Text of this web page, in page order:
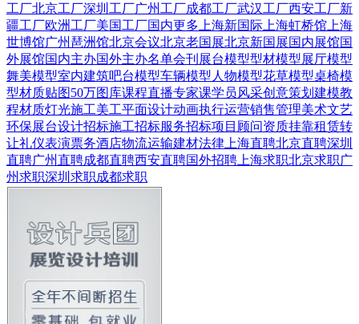
工厂北京工厂深圳工厂广州工厂成都工厂武汉工厂西安工厂新
疆工厂欧洲工厂美国工厂国内更多 上海新国际 上海虹桥馆 上海
世博馆广州琶洲馆北京会议北京老国展北京新国展国内展馆国
外展馆国内主办国外主办名单会刊 展台模型型材模型展厅模型
舞美模型室内建筑吧台模型车辆模型 人物模型花草模型桌椅模
型材质贴图50万图库课程直播专家课学员风采创意策划 建模教
程材质灯光施工美工平面设计动画执行运营销售管理美术文艺
环保展台设计招标施工招标服务招标项目顾问资质挂靠租赁转
让礼仪表演票务酒店物流运输建材法律 上海直聘北京直聘深圳
直聘广州直聘成都直聘西安直聘国外招聘 上海求职北京求职广
州求职深圳求职成都求职